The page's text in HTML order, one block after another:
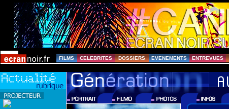
FILMS CELEBRITES DOSSIERS EVENEMENTS ENTREVUES